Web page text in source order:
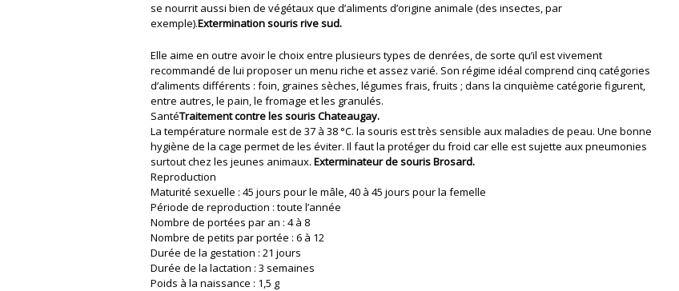
se nourrit aussi bien de végétaux que d’aliments d’origine animale (des insectes, par
exemple).Extermination souris rive sud.
Elle aime en outre avoir le choix entre plusieurs types de denrées, de sorte qu’il est vivement
recommandé de lui proposer un menu riche et assez varié. Son régime idéal comprend cinq catégories
d’aliments différents : foin, graines sèches, légumes frais, fruits ; dans la cinquième catégorie figurent,
entre autres, le pain, le fromage et les granulés.
SantéTraitement contre les souris Chateaugay.
La température normale est de 37 à 38 °C. la souris est très sensible aux maladies de peau. Une bonne
hygiène de la cage permet de les éviter. Il faut la protéger du froid car elle est sujette aux pneumonies
surtout chez les jeunes animaux. Exterminateur de souris Brosard.
Reproduction
Maturité sexuelle : 45 jours pour le mâle, 40 à 45 jours pour la femelle
Période de reproduction : toute l’année
Nombre de portées par an : 4 à 8
Nombre de petits par portée : 6 à 12
Durée de la gestation : 21 jours
Durée de la lactation : 3 semaines
Poids à la naissance : 1,5 g